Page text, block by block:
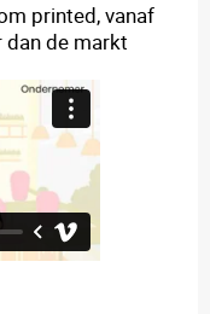
printed, vanaf
dan de markt